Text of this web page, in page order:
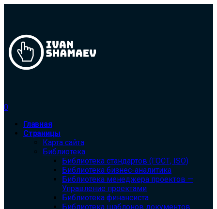
0
Главная
Страницы
Карта сайта
Библиотека
Библиотека cтандартов (ГОСТ, ISO)
Библиотека бизнес-аналитика
Библиотека менеджера проектов —
Управление проектами
Библиотека финансиста
Библиотека шаблонов документов